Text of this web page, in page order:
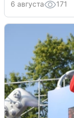
6 августа 171